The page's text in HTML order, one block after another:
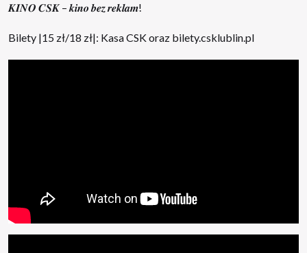
𝑲𝑰𝑵𝑶 𝑪𝑺𝑲 – 𝒌𝒊𝒏𝒐 𝒃𝒆𝒛 𝒓𝒆𝒌𝒍𝒂𝒎!
Bilety |15 zł/18 zł|: Kasa CSK oraz bilety.csklublin.pl